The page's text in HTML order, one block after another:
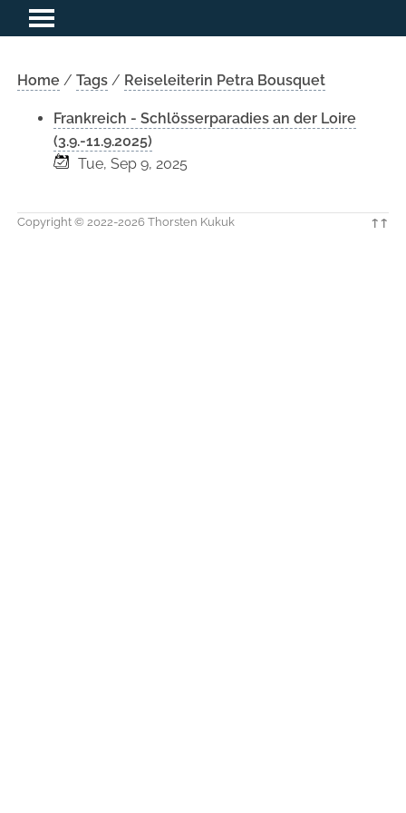
Home / Tags/ Reiseleiterin Petra Bousquet
Frankreich - Schlösserparadies an der Loire
(3.9.-11.9.2025)
Tue, Sep 9, 2025
Copyright © 2022-2026 Thorsten Kukuk ↑↑